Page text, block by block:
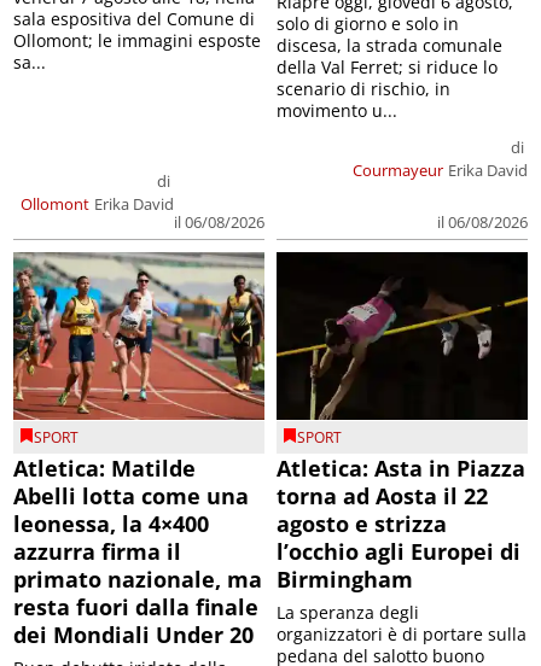
Ollomont
di
Erika David
il 06/08/2026
sala espositiva del Comune di
Ollomont; le immagini esposte
sa...
Courmayeur
di
Erika David
il 06/08/2026
solo di giorno e solo in
discesa, la strada comunale
della Val Ferret; si riduce lo
scenario di rischio, in
movimento u...
SPORT
Atletica: Matilde
Abelli lotta come una
leonessa, la 4×400
azzurra firma il
primato nazionale, ma
resta fuori dalla finale
dei Mondiali Under 20
SPORT
Atletica: Asta in Piazza
torna ad Aosta il 22
agosto e strizza
l’occhio agli Europei di
Birmingham
La speranza degli
organizzatori è di portare sulla
pedana del salotto buono